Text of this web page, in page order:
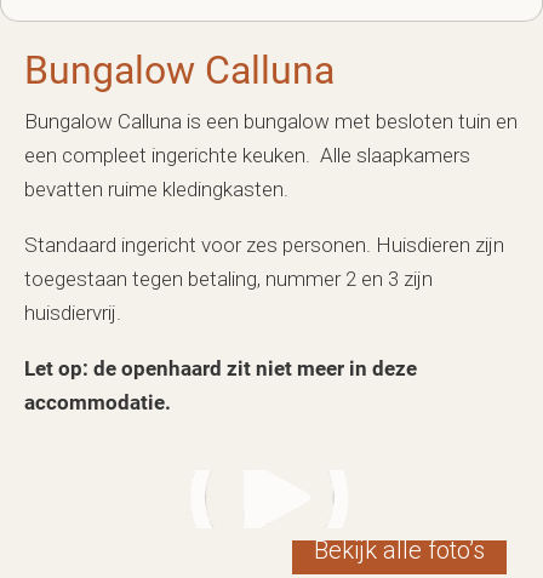
Bungalow Calluna
Bungalow Calluna is een bungalow met besloten tuin en
een compleet ingerichte keuken. Alle slaapkamers
bevatten ruime kledingkasten.
Standaard ingericht voor zes personen. Huisdieren zijn
toegestaan tegen betaling, nummer 2 en 3 zijn
huisdiervrij.
Let op: de openhaard zit niet meer in deze
accommodatie.
Bekijk alle foto’s